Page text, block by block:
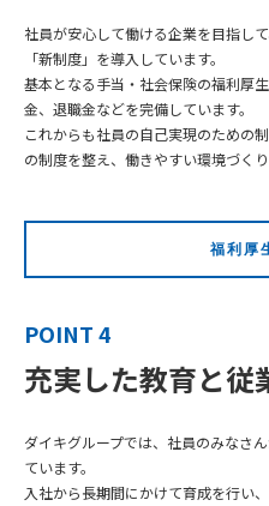
社員が安心して働ける企業を目指し
「新制度」を導入しています。
基本となる手当・社会保険の福利厚
金、退職金などを完備しています。
これからも社員の自己実現のための
の制度を整え、働きやすい環境づくり
福利厚
POINT 4
充実した教育と従
ダイキグループでは、社員のみなさ
ています。
入社から長期間にかけて育成を行い